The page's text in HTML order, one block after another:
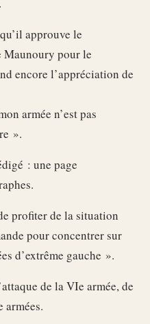
approuve le
Maunoury pour le
encore l’appréciation de
armée n’est pas
».
: une page
profiter de la situation
pour concentrer sur
d’extrême gauche ».
de la VIe armée, de
armées.